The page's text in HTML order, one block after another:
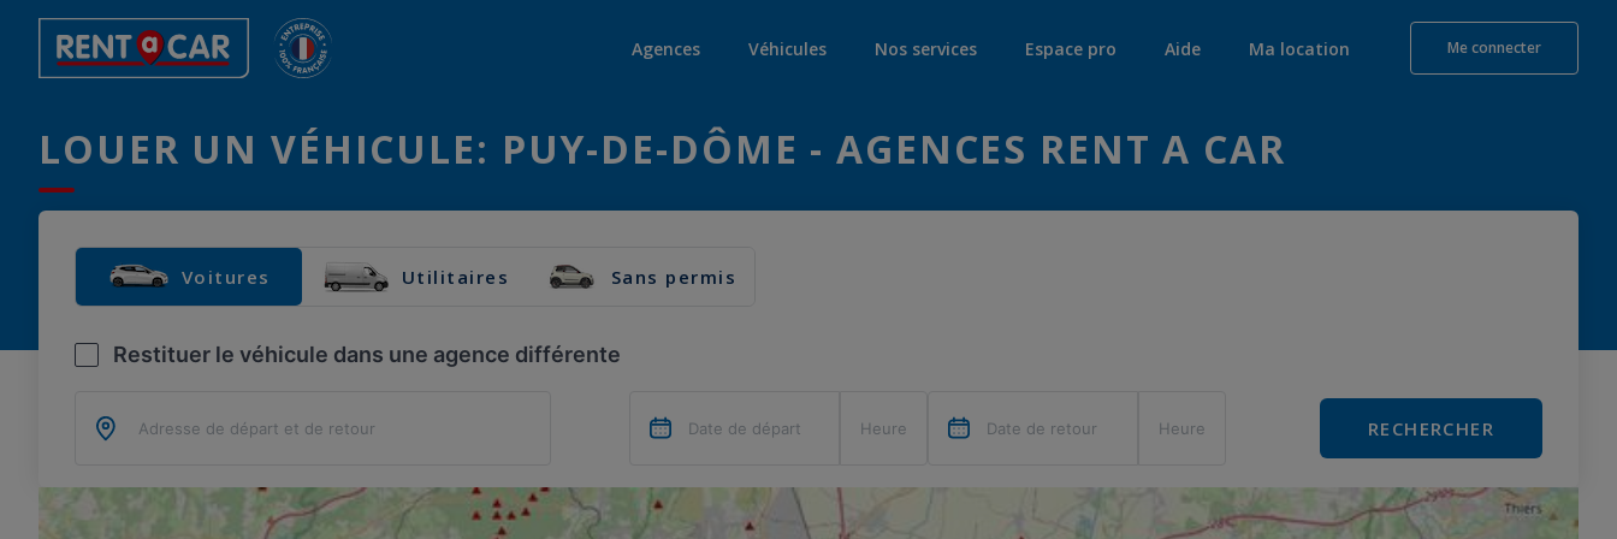
Agences Véhicules Nos services Espace pro Aide Ma location Me connecter
LOUER UN VÉHICULE: PUY-DE-DÔME - AGENCES RENT A CAR
Voitures Utilitaires Sans permis
Restituer le véhicule dans une agence différente
RECHERCHER